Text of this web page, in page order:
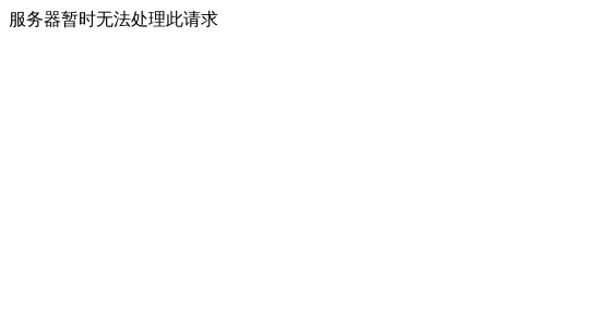
服务器暂时无法处理此请求